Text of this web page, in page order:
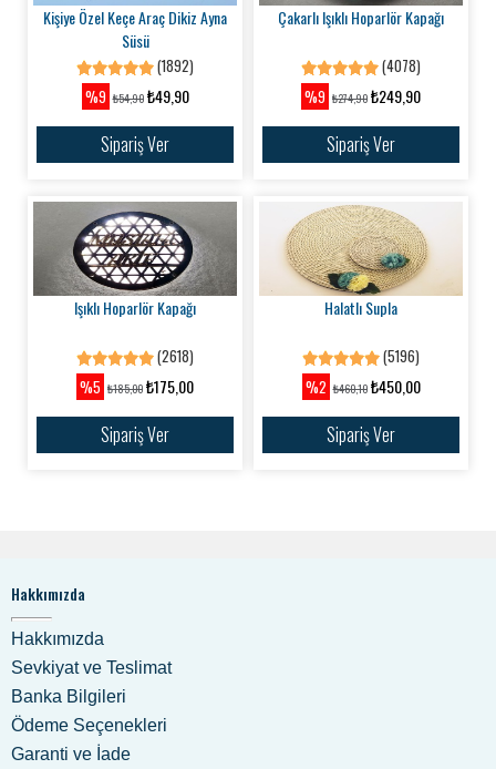
Kişiye Özel Keçe Araç Dikiz Ayna
Süsü
(1892)
%9 ₺54,90₺49,90
Sipariş Ver
Çakarlı Işıklı Hoparlör Kapağı
(4078)
%9 ₺274,90 ₺249,90
Sipariş Ver
Işıklı Hoparlör Kapağı
(2618)
%5 ₺185,00 ₺175,00
Sipariş Ver
Halatlı Supla
(5196)
%2 ₺460,10₺450,00
Sipariş Ver
Hakkımızda
Hakkımızda
Sevkiyat ve Teslimat
Banka Bilgileri
Ödeme Seçenekleri
Garanti ve İade